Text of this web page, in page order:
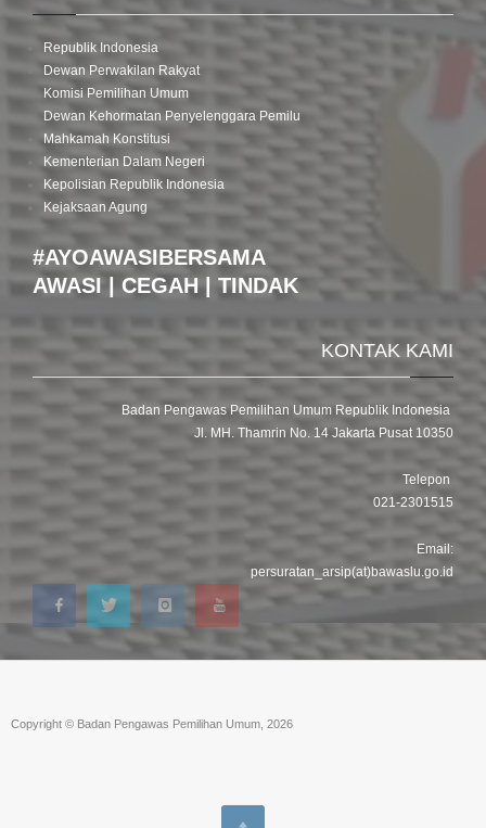
Republik Indonesia
Dewan Perwakilan Rakyat
Komisi Pemilihan Umum
Dewan Kehormatan Penyelenggara Pemilu
Mahkamah Konstitusi
Kementerian Dalam Negeri
Kepolisian Republik Indonesia
Kejaksaan Agung
#AYOAWASIBERSAMA
AWASI | CEGAH | TINDAK
KONTAK KAMI
Badan Pengawas Pemilihan Umum Republik Indonesia
Jl. MH. Thamrin No. 14 Jakarta Pusat 10350
Telepon
021-2301515
Email:
persuratan_arsip(at)bawaslu.go.id
Copyright © Badan Pengawas Pemilihan Umum, 2026